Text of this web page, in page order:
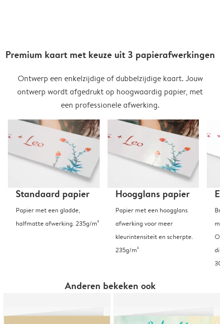
Premium kaart met keuze uit 3 papierafwerkingen
Ontwerp een enkelzijdige of dubbelzijdige kaart. Jouw
ontwerp wordt afgedrukt op hoogwaardig papier, met
een professionele afwerking.
Standaard papier
Papier met een gladde,
halfmatte afwerking. 235g/m²
Hoogglans papier
Papier met een hoogglans
afwerking voor meer
kleurintensiteit en scherpte.
235g/m²
Anderen bekeken ook